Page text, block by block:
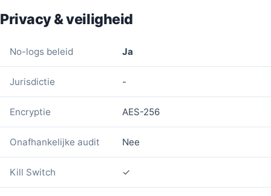
Privacy & veiligheid
No-logs beleid Ja
Jurisdictie -
Encryptie AES-256
Onafhankelijke audit Nee
Kill Switch ✓